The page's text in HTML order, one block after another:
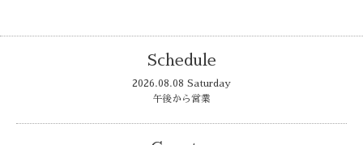
Schedule
2026.08.08 Saturday
午後から営業